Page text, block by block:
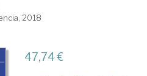
2018
47,74 €